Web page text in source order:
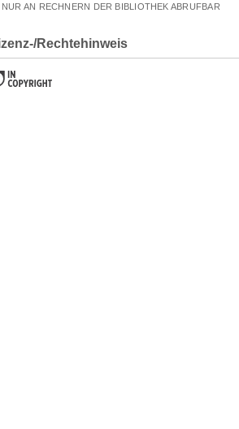
NUR AN RECHNERN DER BIBLIOTHEK ABRUFBAR
Rechtehinweis